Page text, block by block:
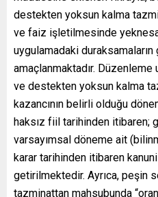
destekten yoksun kalma
ve faiz işletilmesinde
uygulamadaki
amaçlanmaktadır. Düzenleme
ve destekten yoksun kalma
kazancının belirli olduğu
haksız fiil tarihinden itibaren;
varsayımsal döneme ait
karar tarihinden itibaren
getirilmektedir. Ayrıca, peşin
tazminattan mahsubunda